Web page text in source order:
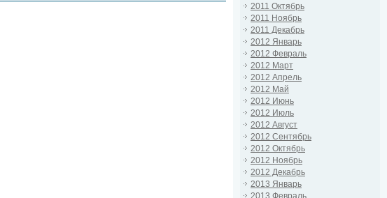
2011 Октябрь
2011 Ноябрь
2011 Декабрь
2012 Январь
2012 Февраль
2012 Март
2012 Апрель
2012 Май
2012 Июнь
2012 Июль
2012 Август
2012 Сентябрь
2012 Октябрь
2012 Ноябрь
2012 Декабрь
2013 Январь
2013 Февраль